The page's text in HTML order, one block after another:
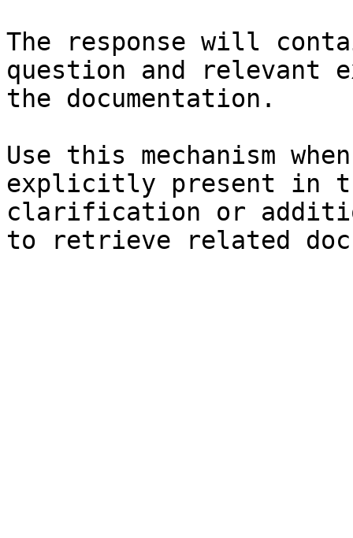
The response will
question and relevant
the documentation.
Use this mechanism
explicitly present in
clarification or